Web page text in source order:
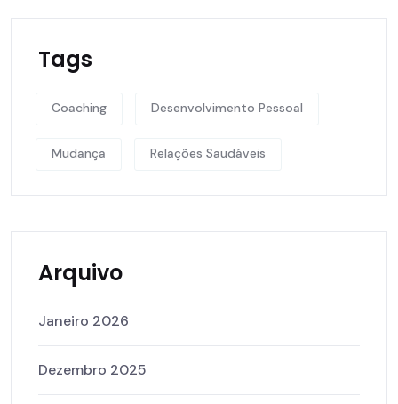
Tags
Coaching Desenvolvimento Pessoal
Mudança Relações Saudáveis
Arquivo
Janeiro 2026
Dezembro 2025